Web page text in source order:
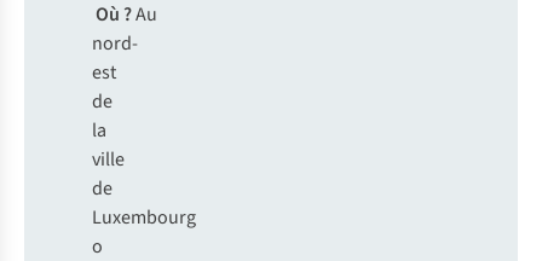
Où ?Au
nord-
est
de
la
ville
de
Luxembourg
o